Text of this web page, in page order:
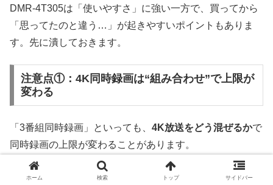
DMR-4T305は「使いやすさ」に強い一方で、買ってから
「思ってたのと違う…」が起きやすいポイントもありま
す。先に潰しておきます。
注意点①：4K同時録画は“組み合わせ”で上限が
変わる
「3番組同時録画」といっても、 4K放送をどう混ぜるかで
同時録画の上限が変わることがあります。
4Kをよく同時録画する人は、普段の視聴パターン（4K＋
ホーム 検索 トップ サイドバー